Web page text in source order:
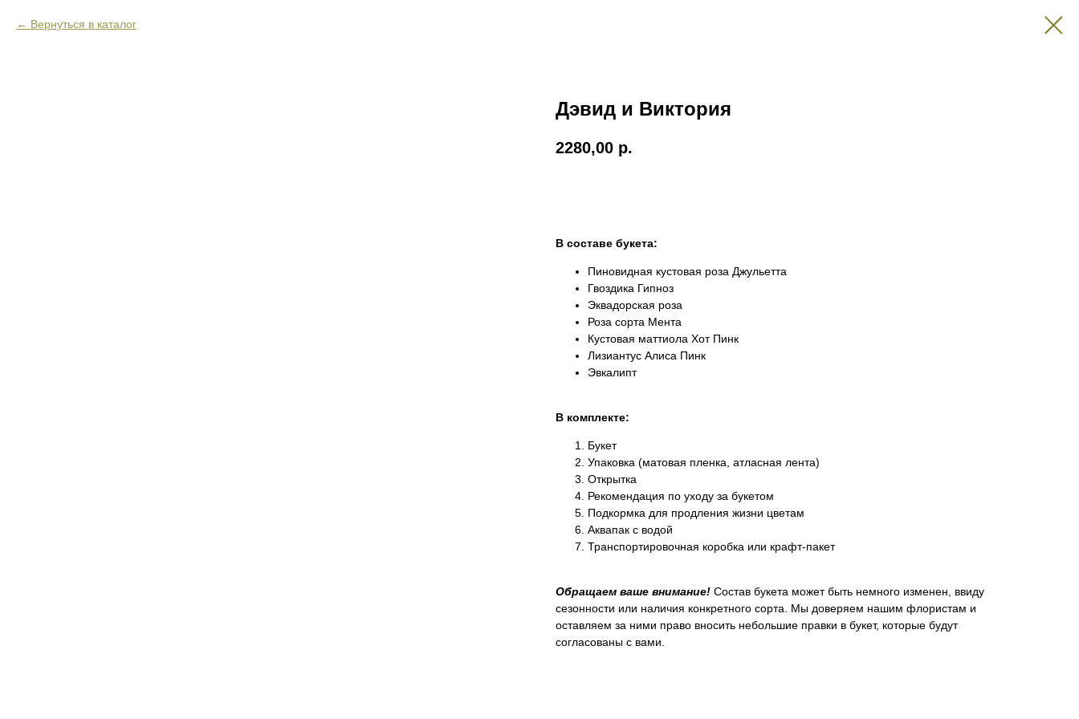
Вернуться в каталог
Дэвид и Виктория
2280,00 р.
В составе букета:
Пиновидная кустовая роза Джульетта
Гвоздика Гипноз
Эквадорская роза
Роза сорта Мента
Кустовая маттиола Хот Пинк
Лизиантус Алиса Пинк
Эвкалипт
В комплекте:
Букет
Упаковка (матовая пленка, атласная лента)
Открытка
Рекомендация по уходу за букетом
Подкормка для продления жизни цветам
Аквапак с водой
Транспортировочная коробка или крафт-пакет
Обращаем ваше внимание! Состав букета может быть немного изменен, ввиду
сезонности или наличия конкретного сорта. Мы доверяем нашим флористам и
оставляем за ними право вносить небольшие правки в букет, которые будут
согласованы с вами.